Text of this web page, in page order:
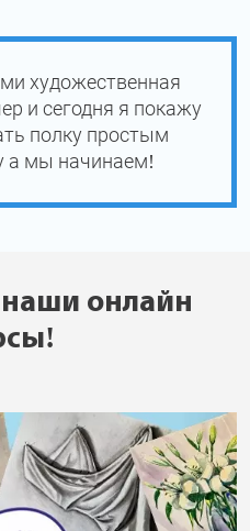
художественная
и сегодня я покажу
полку простым
а мы начинаем!
онлайн